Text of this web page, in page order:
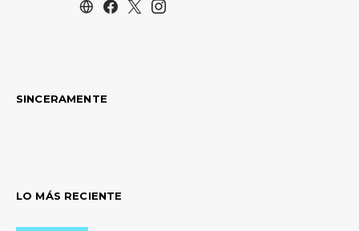
SINCERAMENTE
LO MÁS RECIENTE